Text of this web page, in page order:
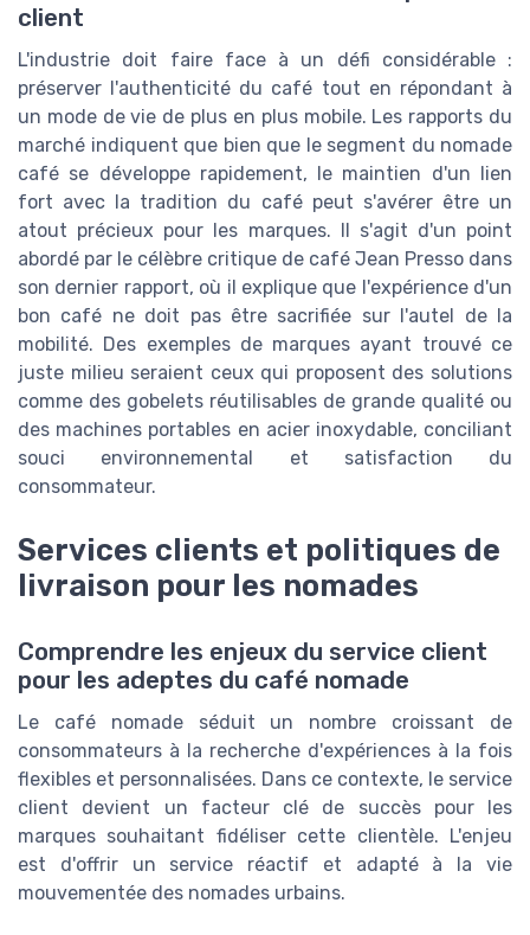
client
L'industrie doit faire face à un défi considérable :
préserver l'authenticité du café tout en répondant à
un mode de vie de plus en plus mobile. Les rapports du
marché indiquent que bien que le segment du nomade
café se développe rapidement, le maintien d'un lien
fort avec la tradition du café peut s'avérer être un
atout précieux pour les marques. Il s'agit d'un point
abordé par le célèbre critique de café Jean Presso dans
son dernier rapport, où il explique que l'expérience d'un
bon café ne doit pas être sacrifiée sur l'autel de la
mobilité. Des exemples de marques ayant trouvé ce
juste milieu seraient ceux qui proposent des solutions
comme des gobelets réutilisables de grande qualité ou
des machines portables en acier inoxydable, conciliant
souci environnemental et satisfaction du
consommateur.
Services clients et politiques de
livraison pour les nomades
Comprendre les enjeux du service client
pour les adeptes du café nomade
Le café nomade séduit un nombre croissant de
consommateurs à la recherche d'expériences à la fois
flexibles et personnalisées. Dans ce contexte, le service
client devient un facteur clé de succès pour les
marques souhaitant fidéliser cette clientèle. L'enjeu
est d'offrir un service réactif et adapté à la vie
mouvementée des nomades urbains.